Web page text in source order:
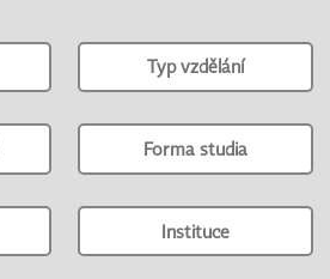
Typ vzdělání
Forma studia
Instituce